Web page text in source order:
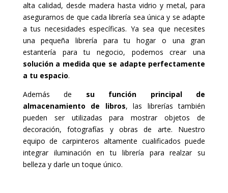
alta calidad, desde madera hasta vidrio y metal, para
asegurarnos de que cada librería sea única y se adapte
a tus necesidades específicas. Ya sea que necesites
una pequeña librería para tu hogar o una gran
estantería para tu negocio, podemos crear una
solución a medida que se adapte perfectamente
a tu espacio.
Además de su función principal de
almacenamiento de libros, las librerías también
pueden ser utilizadas para mostrar objetos de
decoración, fotografías y obras de arte. Nuestro
equipo de carpinteros altamente cualificados puede
integrar iluminación en tu librería para realzar su
belleza y darle un toque único.